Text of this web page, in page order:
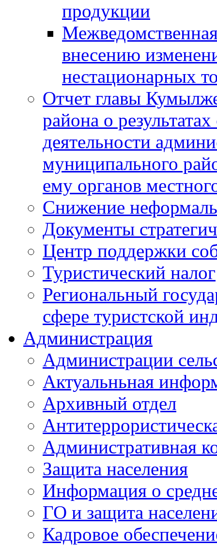
продукции
внесению
нестационарных
Отчет главы
района о
деятельности
муниципального
ему органов
Снижение
Документы
Центр поддержки
Туристический налог
Региональный
сфере туристской
Администрация
Администрации
Актуальньная
Архивный отдел
Административная
Защита населения
Информация о
ГО и защита
Кадровое